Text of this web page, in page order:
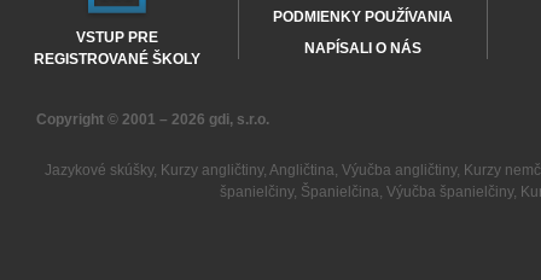
VSTUP PRE
REGISTROVANÉ ŠKOLY
PODMIENKY POUŽÍVANIA
NAPÍSALI O NÁS
Copyright © 2001 – 2026 gdi, s.r.o.
Jazykové skúšky, Kurzy angličtiny, Angličtina, Výučba angličtiny, Kurzy
španielčiny, Španielčina, Výučba španielčiny,